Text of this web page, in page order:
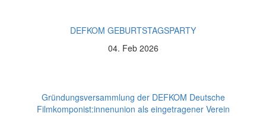
DEFKOM GEBURTSTAGSPARTY
04. Feb 2026
Gründungsversammlung der DEFKOM Deutsche
Filmkomponist:innenunion als eingetragener Verein